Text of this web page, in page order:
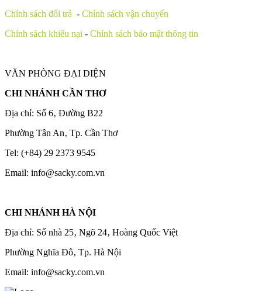
Chính sách đổi trả - Chính sách vận chuyển
Chính sách khiếu nại - Chính sách bảo mật thông tin
VĂN PHÒNG ĐẠI DIỆN
CHI NHÁNH CẦN THƠ
Địa chỉ: Số 6‚ Đường B22
Phường Tân An‚ Tp. Cần Thơ
Tel: (+84) 29 2373 9545
Email: info@sacky.com.vn
CHI NHÁNH HÀ NỘI
Địa chỉ: Số nhà 25‚ Ngõ 24‚ Hoàng Quốc Việt
Phường Nghĩa Đô‚ Tp. Hà Nội
Email: info@sacky.com.vn